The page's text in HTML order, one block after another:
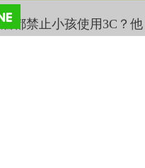
都禁止小孩使用3C？他